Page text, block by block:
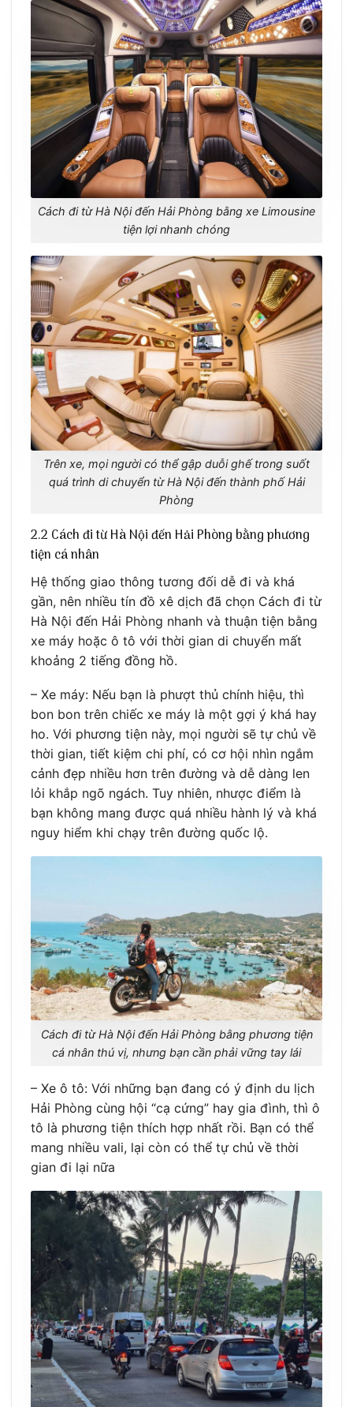
Cách đi từ Hà Nội đến Hải Phòng bằng xe Limousine
tiện lợi nhanh chóng
Trên xe, mọi người có thể gập duỗi ghế trong suốt
quá trình di chuyển từ Hà Nội đến thành phố Hải
Phòng
2.2 Cách đi từ Hà Nội đến Hải Phòng bằng phương
tiện cá nhân
Hệ thống giao thông tương đối dễ đi và khá
gần, nên nhiều tín đồ xê dịch đã chọn Cách đi từ
Hà Nội đến Hải Phòng nhanh và thuận tiện bằng
xe máy hoặc ô tô với thời gian di chuyển mất
khoảng 2 tiếng đồng hồ.
– Xe máy: Nếu bạn là phượt thủ chính hiệu, thì
bon bon trên chiếc xe máy là một gợi ý khá hay
ho. Với phương tiện này, mọi người sẽ tự chủ về
thời gian, tiết kiệm chi phí, có cơ hội nhìn ngắm
cảnh đẹp nhiều hơn trên đường và dễ dàng len
lỏi khắp ngõ ngách. Tuy nhiên, nhược điểm là
bạn không mang được quá nhiều hành lý và khá
nguy hiểm khi chạy trên đường quốc lộ.
Cách đi từ Hà Nội đến Hải Phòng bằng phương tiện
cá nhân thú vị, nhưng bạn cần phải vững tay lái
– Xe ô tô: Với những bạn đang có ý định du lịch
Hải Phòng cùng hội “cạ cứng” hay gia đình, thì ô
tô là phương tiện thích hợp nhất rồi. Bạn có thể
mang nhiều vali, lại còn có thể tự chủ về thời
gian đi lại nữa